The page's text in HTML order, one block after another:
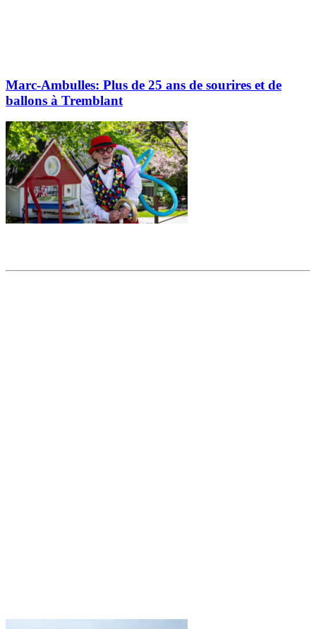
Marc-Ambulles: Plus de 25 ans de sourires et de
ballons à Tremblant